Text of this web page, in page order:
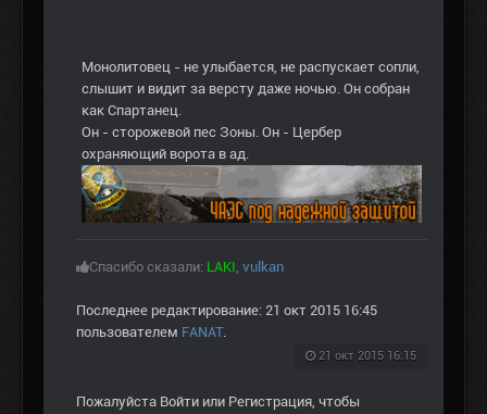
Монолитовец - не улыбается, не распускает сопли,
слышит и видит за версту даже ночью. Он собран
как Спартанец.
Он - сторожевой пес Зоны. Он - Цербер
охраняющий ворота в ад.
Спасибо сказали: LAKI, vulkan
Последнее редактирование: 21 окт 2015 16:45
пользователем FANAT.
21 окт 2015 16:15
Пожалуйста Войти или Регистрация, чтобы